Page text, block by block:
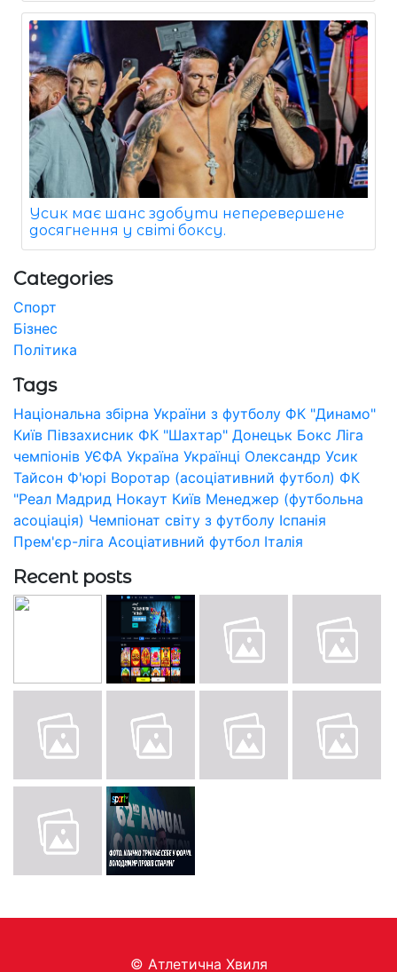
Усик має шанс здобути неперевершене
досягнення у світі боксу.
Categories
Спорт
Бізнес
Політика
Tags
Національна збірна України з футболу ФК "Динамо"
Київ Півзахисник ФК "Шахтар" Донецьк Бокс Ліга
чемпіонів УЄФА Україна Українці Олександр Усик
Тайсон Ф'юрі Воротар (асоціативний футбол) ФК
"Реал Мадрид Нокаут Київ Менеджер (футбольна
асоціація) Чемпіонат світу з футболу Іспанія
Прем'єр-ліга Асоціативний футбол Італія
Recent posts
© Aтлетична Хвиля